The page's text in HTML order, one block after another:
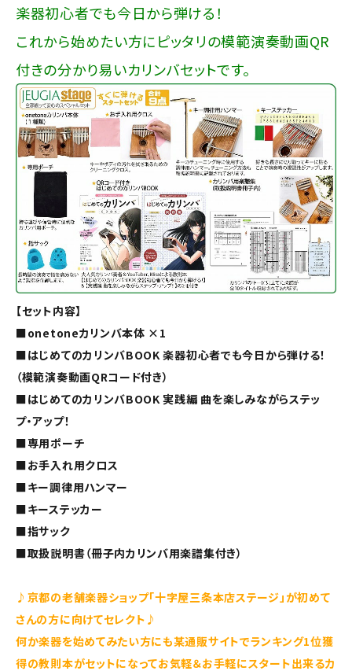
楽器初心者でも今日から弾ける！
これから始めたい方にピッタリの模範演奏動画QR
付きの分かり易いカリンバセットです。
【セット内容】
■onetoneカリンバ本体 ×1
■はじめてのカリンバBOOK 楽器初心者でも今日から弾ける！
（模範演奏動画QRコード付き）
■はじめてのカリンバBOOK 実践編 曲を楽しみながらステッ
プ・アップ！
■専用ポーチ
■お手入れ用クロス
■キー調律用ハンマー
■キーステッカー
■指サック
■取扱説明書（冊子内カリンバ用楽譜集付き）
♪京都の老舗楽器ショップ「十字屋三条本店ステージ」が初めて
さんの方に向けてセレクト♪
何か楽器を始めてみたい方にも某通販サイトでランキング1位獲
得の教則本がセットになってお気軽＆お手軽にスタート出来るカ